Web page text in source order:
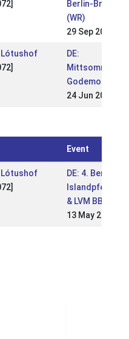
Berlin-
(WR)
29 Sep 2019
Lótushof
DE:
Godemoor
24 Jun 2018
Event
Lótushof
DE: 4. Berliner
& LVM BB 2018
13 May 2018